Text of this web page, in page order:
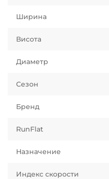
Ширина
Висота
Диаметр
Сезон
Бренд
RunFlat
Назначение
Индекс скорости